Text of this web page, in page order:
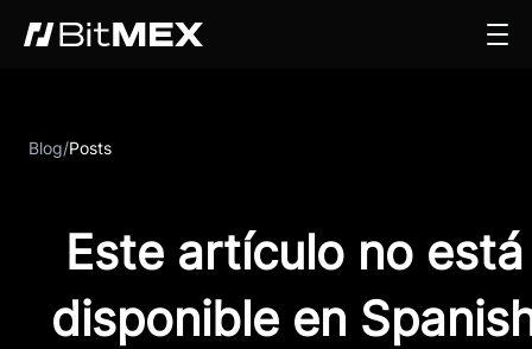
Blog/Posts
Este artículo no está
disponible en